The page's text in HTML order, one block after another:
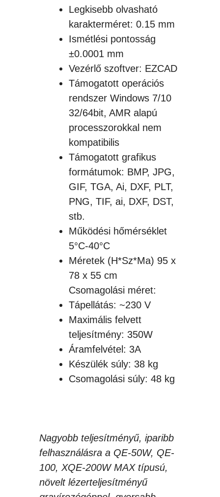
Legkisebb olvasható
karakterméret: 0.15 mm
Ismétlési pontosság
±0.0001 mm
Vezérlő szoftver: EZCAD
Támogatott operációs
rendszer Windows 7/10
32/64bit, AMR alapú
processzorokkal nem
kompatibilis
Támogatott grafikus
formátumok: BMP, JPG,
GIF, TGA, Ai, DXF, PLT,
PNG, TIF, ai, DXF, DST,
stb.
Működési hőmérséklet
5°C-40°C
Méretek (H*Sz*Ma) 95 x
78 x 55 cm
Csomagolási méret:
Tápellátás: ~230 V
Maximális felvett
teljesítmény: 350W
Áramfelvétel: 3A
Készülék súly: 38 kg
Csomagolási súly: 48 kg
Nagyobb teljesítményű, iparibb
felhasználásra a QE-50W, QE-
100, XQE-200W MAX típusú,
növelt lézerteljesítményű